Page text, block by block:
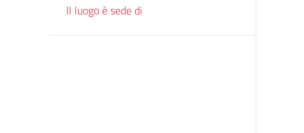
Il luogo è sede di